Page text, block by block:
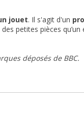
jouet. Il s'agit d'un
petites pièces
déposés de BBC.